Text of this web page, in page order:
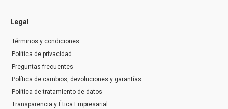
Legal
Términos y condiciones
Política de privacidad
Preguntas frecuentes
Política de cambios, devoluciones y garantías
Política de tratamiento de datos
Transparencia y Ética Empresarial